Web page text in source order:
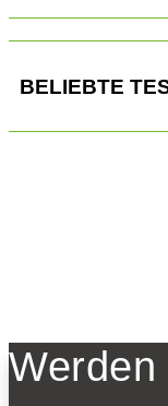
BELIEBTE
Werden